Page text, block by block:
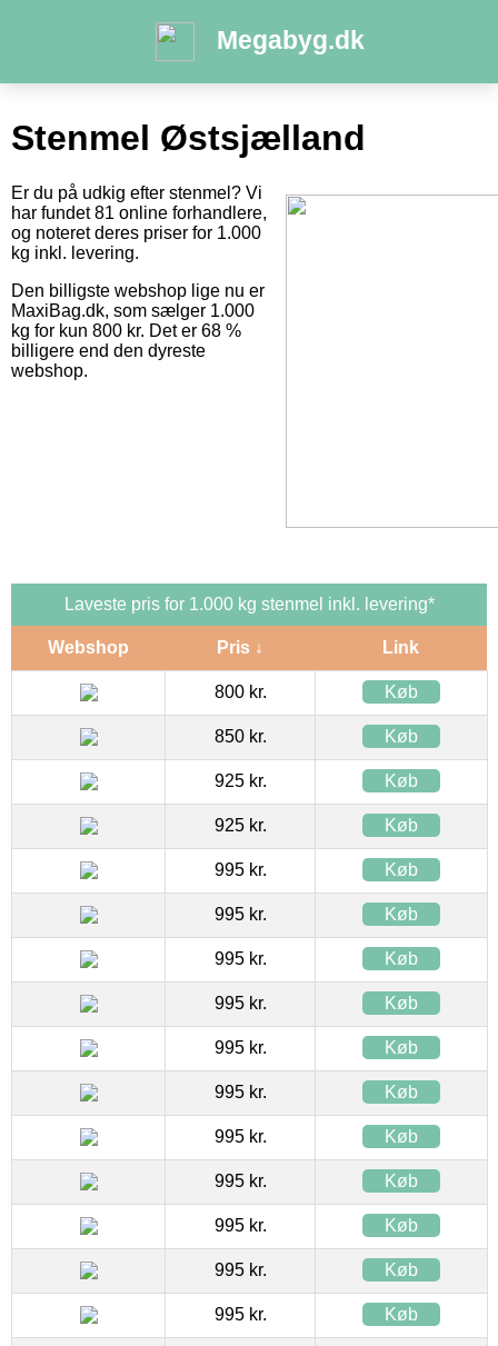
Megabyg.dk
Stenmel Østsjælland
Er du på udkig efter stenmel? Vi
har fundet 81 online forhandlere,
og noteret deres priser for 1.000
kg inkl. levering.
Den billigste webshop lige nu er
MaxiBag.dk, som sælger 1.000
kg for kun 800 kr. Det er 68 %
billigere end den dyreste
webshop.
Laveste pris for 1.000 kg stenmel inkl. levering*
Webshop Pris ↓ Link
800 kr. Køb
850 kr. Køb
925 kr. Køb
925 kr. Køb
995 kr. Køb
995 kr. Køb
995 kr. Køb
995 kr. Køb
995 kr. Køb
995 kr. Køb
995 kr. Køb
995 kr. Køb
995 kr. Køb
995 kr. Køb
995 kr. Køb